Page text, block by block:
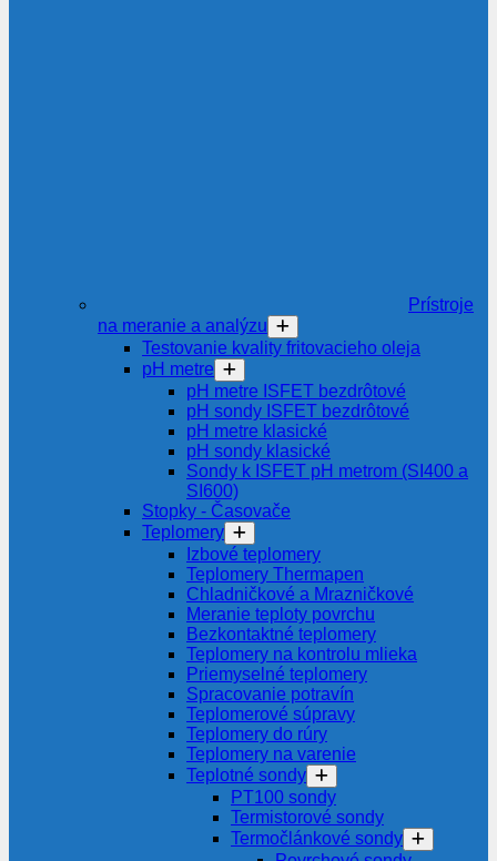
Prístroje
na meranie a analýzu
Testovanie kvality fritovacieho oleja
pH metre
pH metre ISFET bezdrôtové
pH sondy ISFET bezdrôtové
pH metre klasické
pH sondy klasické
Sondy k ISFET pH metrom (SI400 a
SI600)
Stopky - Časovače
Teplomery
Izbové teplomery
Teplomery Thermapen
Chladničkové a Mrazničkové
Meranie teploty povrchu
Bezkontaktné teplomery
Teplomery na kontrolu mlieka
Priemyselné teplomery
Spracovanie potravín
Teplomerové súpravy
Teplomery do rúry
Teplomery na varenie
Teplotné sondy
PT100 sondy
Termistorové sondy
Termočlánkové sondy